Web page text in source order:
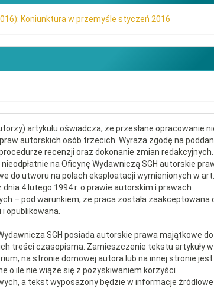
Koniunktura w przemyśle styczeń 2016
artykułu oświadcza, że przesłane opracowanie
autorskich osób trzecich. Wyraża zgodę na
recenzji oraz dokonanie zmian redakcyjnych.
na Oficynę Wydawniczą SGH autorskie
do utworu na polach eksploatacji wymienionych w
dnia 4 lutego 1994 r. o prawie autorskim i prawach
– pod warunkiem, że praca została zaakceptowana
opublikowana.
SGH posiada autorskie prawa majątkowe do
treści czasopisma. Zamieszczenie tekstu artykuły w
na stronie domowej autora lub na innej stronie jest
o ile nie wiąże się z pozyskiwaniem korzyści
a tekst wyposażony będzie w informacje